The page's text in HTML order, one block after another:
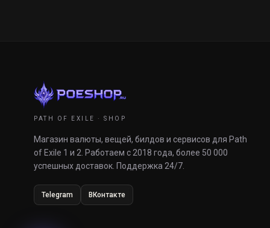
PATH OF EXILE · SHOP
Магазин валюты, вещей, билдов и сервисов для Path
of Exile 1 и 2. Работаем с 2018 года, более 50 000
успешных доставок. Поддержка 24/7.
Telegram ВКонтакте